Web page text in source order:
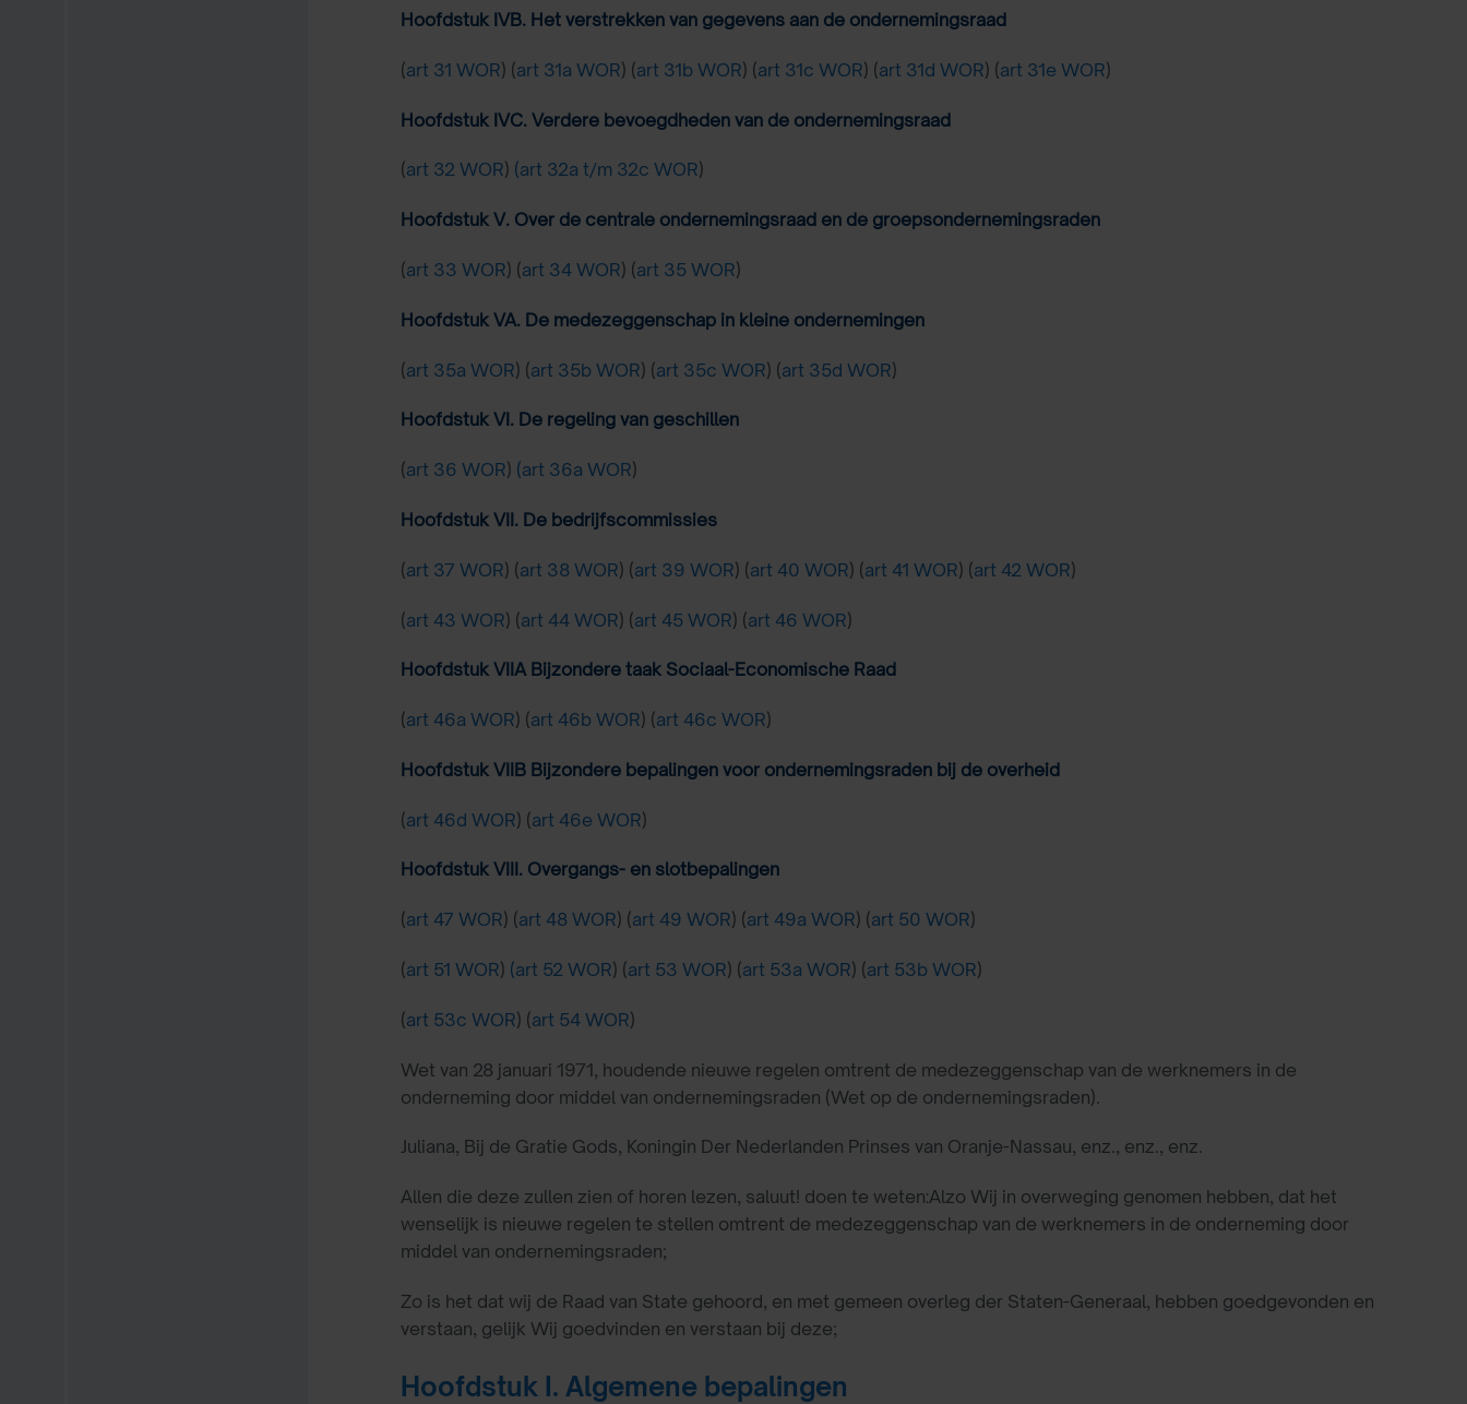
Hoofdstuk IVB. Het verstrekken van gegevens aan de ondernemingsraad
(art 31 WOR) (art 31a WOR) (art 31b WOR) (art 31c WOR) (art 31d WOR) (art 31e WOR)
Hoofdstuk IVC. Verdere bevoegdheden van de ondernemingsraad
(art 32 WOR) (art 32a t/m 32c WOR)
Hoofdstuk V. Over de centrale ondernemingsraad en de groepsondernemingsraden
(art 33 WOR) (art 34 WOR) (art 35 WOR)
Hoofdstuk VA. De medezeggenschap in kleine ondernemingen
(art 35a WOR) (art 35b WOR) (art 35c WOR) (art 35d WOR)
Hoofdstuk VI. De regeling van geschillen
(art 36 WOR) (art 36a WOR)
Hoofdstuk VII. De bedrijfscommissies
(art 37 WOR) (art 38 WOR) (art 39 WOR) (art 40 WOR) (art 41 WOR) (art 42 WOR)
(art 43 WOR) (art 44 WOR) (art 45 WOR) (art 46 WOR)
Hoofdstuk VIIA Bijzondere taak Sociaal-Economische Raad
(art 46a WOR) (art 46b WOR) (art 46c WOR)
Hoofdstuk VIIB Bijzondere bepalingen voor ondernemingsraden bij de overheid
(art 46d WOR) (art 46e WOR)
Hoofdstuk VIII. Overgangs- en slotbepalingen
(art 47 WOR) (art 48 WOR) (art 49 WOR) (art 49a WOR) (art 50 WOR)
(art 51 WOR) (art 52 WOR) (art 53 WOR) (art 53a WOR) (art 53b WOR)
(art 53c WOR) (art 54 WOR)
Wet van 28 januari 1971, houdende nieuwe regelen omtrent de medezeggenschap van de werknemers in de
onderneming door middel van ondernemingsraden (Wet op de ondernemingsraden).
Juliana, Bij de Gratie Gods, Koningin Der Nederlanden Prinses van Oranje-Nassau, enz., enz., enz.
Allen die deze zullen zien of horen lezen, saluut! doen te weten:Alzo Wij in overweging genomen hebben, dat het
wenselijk is nieuwe regelen te stellen omtrent de medezeggenschap van de werknemers in de onderneming door
middel van ondernemingsraden;
Zo is het dat wij de Raad van State gehoord, en met gemeen overleg der Staten-Generaal, hebben goedgevonden en
verstaan, gelijk Wij goedvinden en verstaan bij deze;
Hoofdstuk I. Algemene bepalingen